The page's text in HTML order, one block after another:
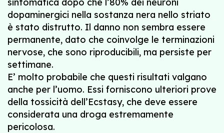
dopaminergici nella sostanza nera nello striato
è stato distrutto. Il danno non sembra essere
permanente, dato che coinvolge le terminazioni
nervose, che sono riproducibili, ma persiste per
settimane.
E’ molto probabile che questi risultati valgano
anche per l’uomo. Essi forniscono ulteriori prove
della tossicità dell’Ecstasy, che deve essere
considerata una droga estremamente
pericolosa.